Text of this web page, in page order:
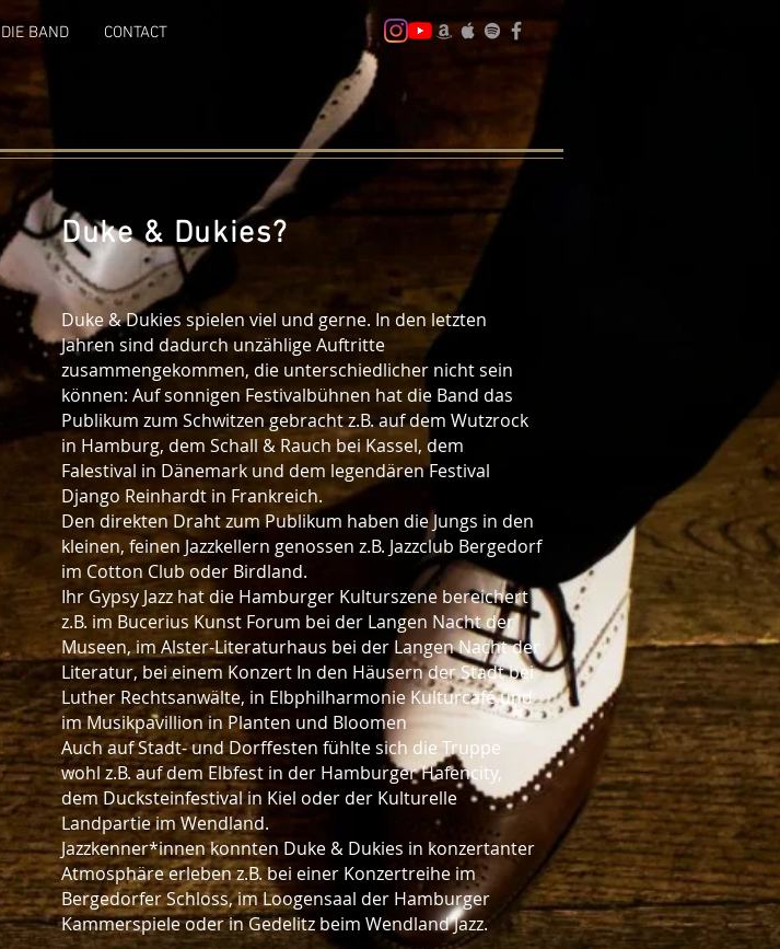
DIE BAND CONTACT
Duke & Dukies?
Duke & Dukies spielen viel und gerne. In den letzten
Jahren sind dadurch unzählige Auftritte
zusammengekommen, die unterschiedlicher nicht sein
können: Auf sonnigen Festivalbühnen hat die Band das
Publikum zum Schwitzen gebracht z.B. auf dem Wutzrock
in Hamburg, dem Schall & Rauch bei Kassel, dem
Falestival in Dänemark und dem legendären Festival
Django Reinhardt in Frankreich.
Den direkten Draht zum Publikum haben die Jungs in den
kleinen, feinen Jazzkellern genossen z.B. Jazzclub Bergedorf
im Cotton Club oder Birdland.
Ihr Gypsy Jazz hat die Hamburger Kulturszene bereichert
z.B. im Bucerius Kunst Forum bei der Langen Nacht der
Museen, im Alster-Literaturhaus bei der Langen Nacht der
Literatur, bei einem Konzert In den Häusern der Stadt bei
Luther Rechtsanwälte, in Elbphilharmonie Kulturcafé und
im Musikpavillion in Planten und Bloomen
Auch auf Stadt- und Dorffesten fühlte sich die Truppe
wohl z.B. auf dem Elbfest in der Hamburger Hafencity,
dem Ducksteinfestival in Kiel oder der Kulturelle
Landpartie im Wendland.
Jazzkenner*innen konnten Duke & Dukies in konzertanter
Atmosphäre erleben z.B. bei einer Konzertreihe im
Bergedorfer Schloss, im Loogensaal der Hamburger
Kammerspiele oder in Gedelitz beim Wendland Jazz.